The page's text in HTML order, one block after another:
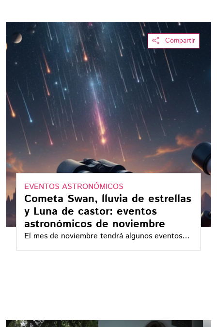
Compartir
EVENTOS ASTRONÓMICOS
Cometa Swan, lluvia de estrellas
y Luna de castor: eventos
astronómicos de noviembre
El mes de noviembre tendrá algunos eventos
astronómicos significativos aparte de su